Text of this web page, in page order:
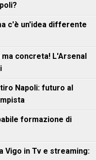
c'è un'idea differente
ma concreta! L'Arsenal
Napoli: futuro al
formazione di
Vigo in Tv e streaming: